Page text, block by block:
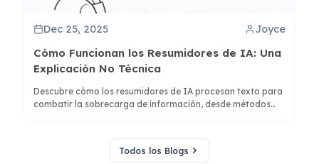
Dec 25, 2025 Joyce
Cómo Funcionan los Resumidores de IA: Una
Explicación No Técnica
Descubre cómo los resumidores de IA procesan texto para
combatir la sobrecarga de información, desde métodos
Todos los Blogs